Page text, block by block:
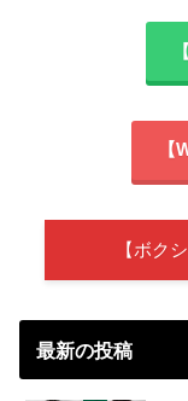
【
【ボク
最新の投稿